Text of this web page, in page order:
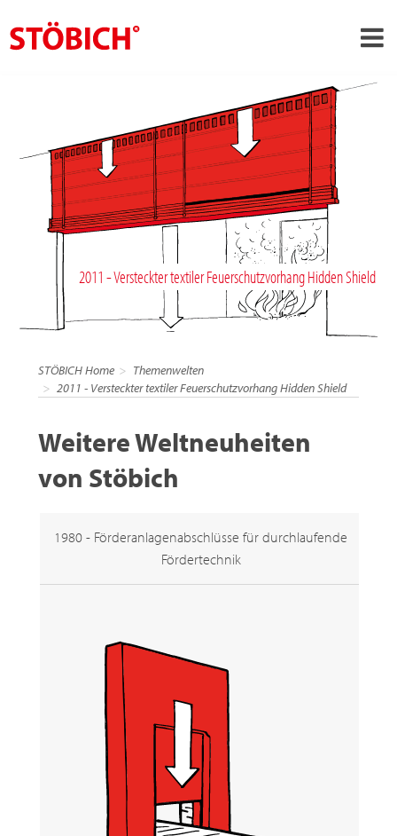
›
Lösungen
Referenzen
Themenwelten
News
Jobs
2011 - Versteckter textiler Feuerschutzvorhang Hidden Shield
STÖBICH Home
Themenwelten
2011 - Versteckter textiler Feuerschutzvorhang Hidden Shield
Weitere Weltneuheiten
von Stöbich
1980 - Förderanlagenabschlüsse für durchlaufende
Fördertechnik